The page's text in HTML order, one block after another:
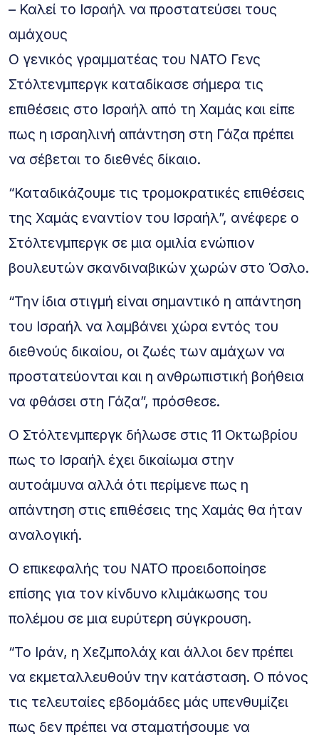
– Καλεί το Ισραήλ να προστατεύσει τους
αμάχους
Ο γενικός γραμματέας του ΝΑΤΟ Γενς
Στόλτενμπεργκ καταδίκασε σήμερα τις
επιθέσεις στο Ισραήλ από τη Χαμάς και είπε
πως η ισραηλινή απάντηση στη Γάζα πρέπει
να σέβεται το διεθνές δίκαιο.
“Καταδικάζουμε τις τρομοκρατικές επιθέσεις
της Χαμάς εναντίον του Ισραήλ”, ανέφερε ο
Στόλτενμπεργκ σε μια ομιλία ενώπιον
βουλευτών σκανδιναβικών χωρών στο Όσλο.
“Την ίδια στιγμή είναι σημαντικό η απάντηση
του Ισραήλ να λαμβάνει χώρα εντός του
διεθνούς δικαίου, οι ζωές των αμάχων να
προστατεύονται και η ανθρωπιστική βοήθεια
να φθάσει στη Γάζα”, πρόσθεσε.
Ο Στόλτενμπεργκ δήλωσε στις 11 Οκτωβρίου
πως το Ισραήλ έχει δικαίωμα στην
αυτοάμυνα αλλά ότι περίμενε πως η
απάντηση στις επιθέσεις της Χαμάς θα ήταν
αναλογική.
Ο επικεφαλής του ΝΑΤΟ προειδοποίησε
επίσης για τον κίνδυνο κλιμάκωσης του
πολέμου σε μια ευρύτερη σύγκρουση.
“Το Ιράν, η Χεζμπολάχ και άλλοι δεν πρέπει
να εκμεταλλευθούν την κατάσταση. Ο πόνος
τις τελευταίες εβδομάδες μάς υπενθυμίζει
πως δεν πρέπει να σταματήσουμε να